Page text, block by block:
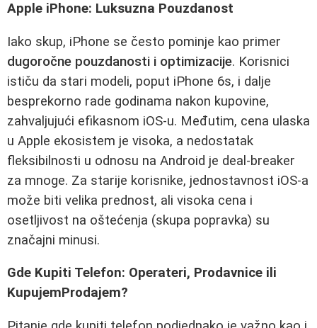
Apple iPhone: Luksuzna Pouzdanost
Iako skup, iPhone se često pominje kao primer
dugoročne pouzdanosti i optimizacije. Korisnici
ističu da stari modeli, poput iPhone 6s, i dalje
besprekorno rade godinama nakon kupovine,
zahvaljujući efikasnom iOS-u. Međutim, cena ulaska
u Apple ekosistem je visoka, a nedostatak
fleksibilnosti u odnosu na Android je deal-breaker
za mnoge. Za starije korisnike, jednostavnost iOS-a
može biti velika prednost, ali visoka cena i
osetljivost na oštećenja (skupa popravka) su
značajni minusi.
Gde Kupiti Telefon: Operateri, Prodavnice ili
KupujemProdajem?